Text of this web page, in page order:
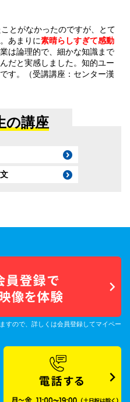
とがなかったのですが、とて
あまりに素晴らしすぎて感動
は論理的で、細かな知識まで
だと実感しました。知的ユー
す。（受講講座：センター漢
の講座
すので、詳しくは会員登録してマイペー